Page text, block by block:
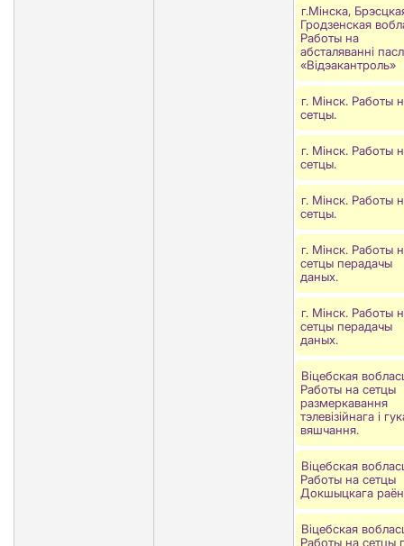
г.Мінска,
Гродзенская
Работы на
абсталяваннi
«Вiдэакантроль»
г. Мінск. Работы
сетцы.
г. Мінск. Работы
сетцы.
г. Мінск. Работы
сетцы.
г. Мінск. Работы
сетцы перадачы
даных.
г. Мінск. Работы
сетцы перадачы
даных.
Віцебская
Работы на сетцы
размеркавання
тэлевізійнага і
вяшчання.
Віцебская
Работы на сетцы
Докшыцкага
Віцебская
Работы на сетцы